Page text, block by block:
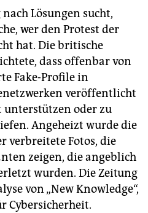
Lösungen sucht,
wer den Protest der
hat. Die britische
dass offenbar von
Fake-Profile in
veröffentlicht
unterstützen oder zu
Angeheizt wurde die
verbreitete Fotos, die
zeigen, die angeblich
wurden. Die Zeitung
von „New Knowledge“,
Cybersicherheit.